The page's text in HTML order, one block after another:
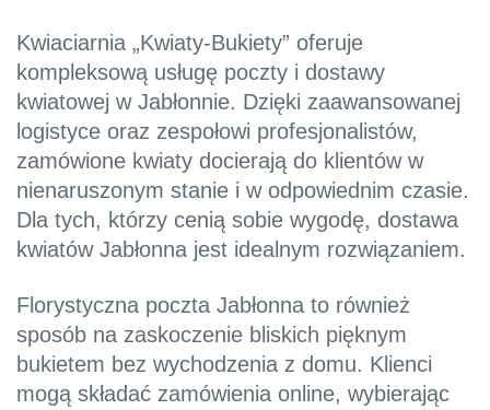
Kwiaciarnia „Kwiaty-Bukiety” oferuje
kompleksową usługę poczty i dostawy
kwiatowej w Jabłonnie. Dzięki zaawansowanej
logistyce oraz zespołowi profesjonalistów,
zamówione kwiaty docierają do klientów w
nienaruszonym stanie i w odpowiednim czasie.
Dla tych, którzy cenią sobie wygodę, dostawa
kwiatów Jabłonna jest idealnym rozwiązaniem.
Florystyczna poczta Jabłonna to również
sposób na zaskoczenie bliskich pięknym
bukietem bez wychodzenia z domu. Klienci
mogą składać zamówienia online, wybierając